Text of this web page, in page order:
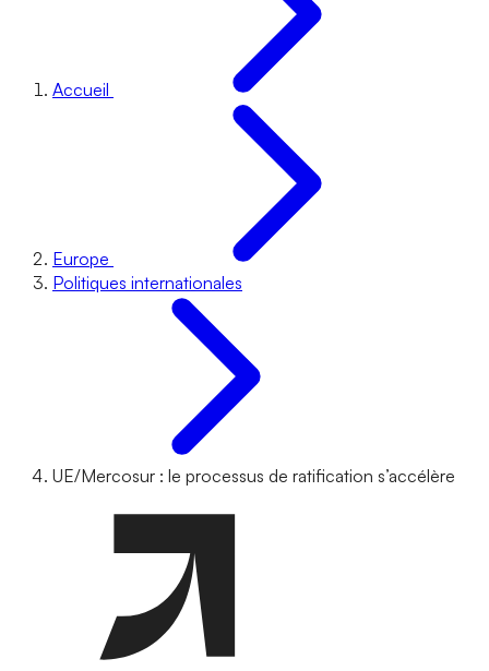
Accueil
Europe
Politiques internationales
UE/Mercosur : le processus de ratification s’accélère